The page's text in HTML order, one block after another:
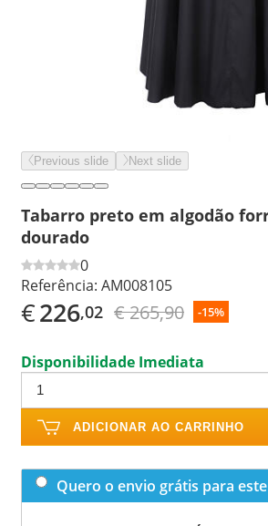
Previous slide Next slide
Tabarro preto em algodão
dourado
0
Referência: AM008105
€226,02 € 265,90 -15%
Disponibilidade Imediata
ADICIONAR AO CARRINHO
Quero o envio grátis para